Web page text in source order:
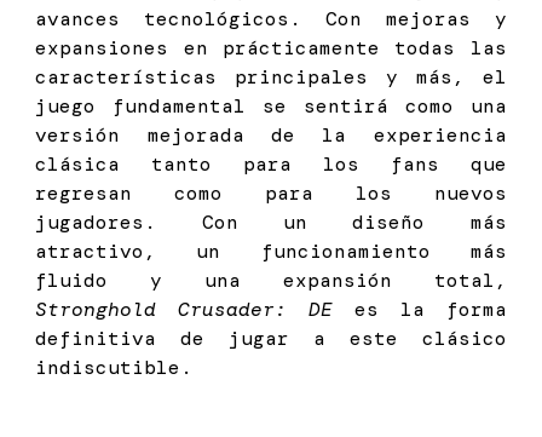
avances tecnológicos. Con mejoras y
expansiones en prácticamente todas las
características principales y más, el
juego fundamental se sentirá como una
versión mejorada de la experiencia
clásica tanto para los fans que
regresan como para los nuevos
jugadores. Con un diseño más
atractivo, un funcionamiento más
fluido y una expansión total,
Stronghold Crusader: DE es la forma
definitiva de jugar a este clásico
indiscutible.